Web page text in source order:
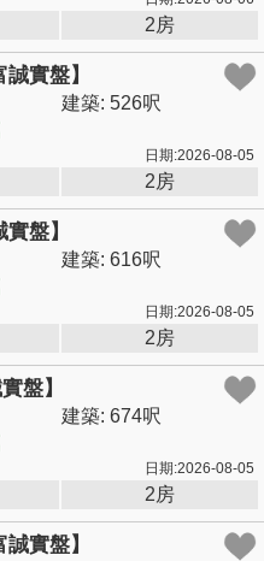
2房
實盤】
建築: 526呎
日期:2026-08-05
2房
盤】
建築: 616呎
日期:2026-08-05
2房
盤】
建築: 674呎
日期:2026-08-05
2房
實盤】